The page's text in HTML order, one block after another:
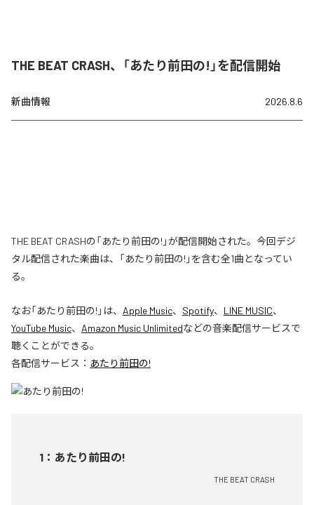
THE BEAT CRASH、「あたり前田の!」を配信開始
新曲情報 2026.8.6
THE BEAT CRASHの「あたり前田の!」が配信開始された。今回デジ
タル配信された楽曲は、「あたり前田の!」を含む全1曲となってい
る。
なお「あたり前田の! 」は、 Apple Music、 Spotify、 LINE MUSIC、
YouTube Music、 Amazon Music Unlimitedなどの音楽配信サービスで
聴くことができる。
各配信サービス： あたり前田の!
1 ： あたり前田の!
THE BEAT CRASH